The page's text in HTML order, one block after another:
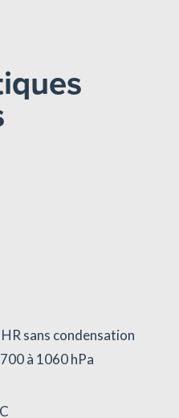
sans condensation
à 1060 hPa